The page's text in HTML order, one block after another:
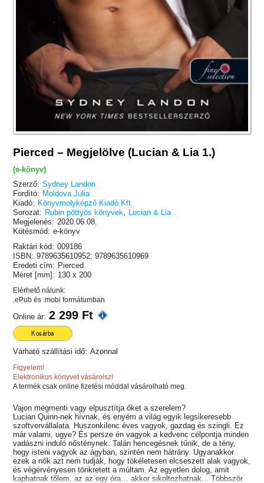
Pierced – Megjelölve (Lucian & Lia 1.)
(e-könyv)
Szerző: Sydney Landon
Fordító: Moldova Júlia
Kiadó: Könyvmolyképző Kiadó Kft.
Sorozat: Rubin pöttyös könyvek, Lucian & Lia
Megjelenés: 2020.06.08.
Kötésmód: e-könyv
Raktári kód: 009186
ISBN: 9789635610952; 9789635610969
Eredeti cím: Pierced
Méret [mm]: 130 x 200
Elérhető nálunk:
.ePub és .mobi formátumban
Online ár: 2 299 Ft
Kosárba
Várható szállítási idő: Azonnal
Figyelem!
Elektronikus könyvet vásárolsz!
A termék csak online fizetési móddal vásárolható meg.
Vajon megmenti vagy elpusztítja őket a szerelem?
Lucian Quinn-nek hívnak, és enyém a világ egyik legsikeresebb
szoftvervállalata. Huszonkilenc éves vagyok, gazdag és szingli. Ez
már valami, ugye? És persze én vagyok a kedvenc célpontja minden
vadászni induló nősténynek. Talán hencegésnek tűnik, de a tény,
hogy isteni vagyok az ágyban, szintén nem hátrány. Ugyanakkor
ezek a nők azt nem tudják, hogy tökéletesen elcseszett alak vagyok,
és végérvényesen tönkretett a múltam. Az egyetlen dolog, amit
kaphatnak tőlem, az az egy óra… akkor sikoltozhatnak... Többször